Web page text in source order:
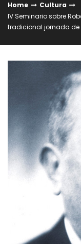
Home
Cultura
IV Seminario sobre
tradicional jornada de